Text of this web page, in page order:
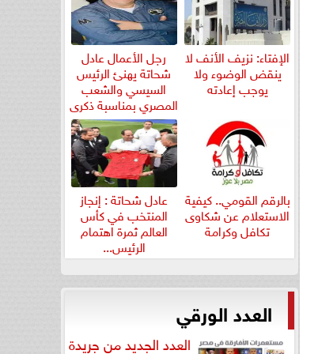
الإفتاء: نزيف الأنف لا
ينقض الوضوء ولا
يوجب إعادته
رجل الأعمال عادل
شحاتة يهنئ الرئيس
السيسي والشعب
المصري بمناسبة ذكرى
ثورة...
بالرقم القومي.. كيفية
الاستعلام عن شكاوى
تكافل وكرامة
عادل شحاتة : إنجاز
المنتخب في كأس
العالم ثمرة اهتمام
الرئيس...
العدد الورقي
العدد الجديد من جريدة